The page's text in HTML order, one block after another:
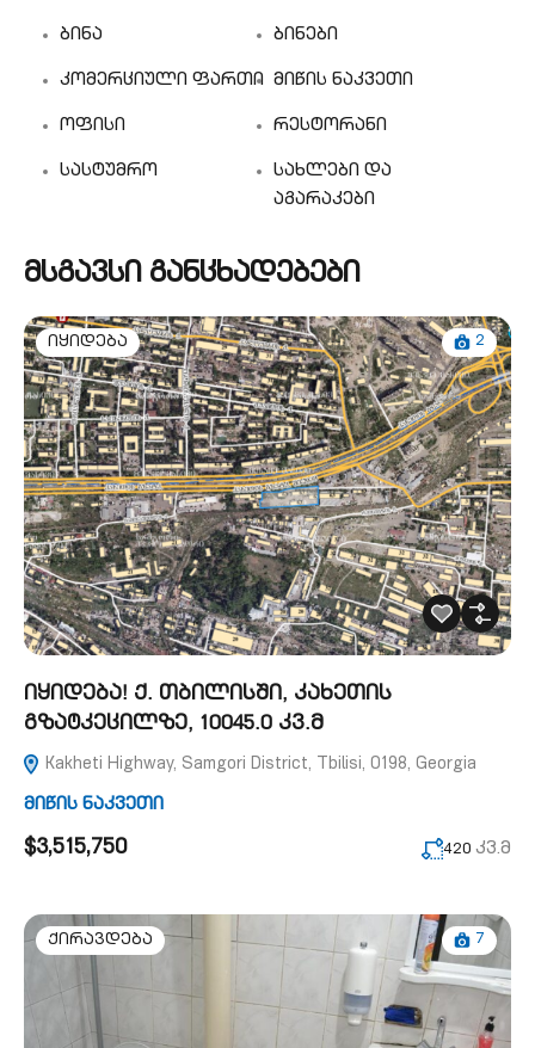
ბინა ბინები
კომერციული ფართი მიწის ნაკვეთი
ოფისი რესტორანი
სასტუმრო
სახლები და
აგარაკები
მსგავსი განცხადებები
იყიდება 2
იყიდება! ქ. თბილისში, კახეთის
გზატკეცილზე, 10045.0 კვ.მ
Kakheti Highway, Samgori District, Tbilisi, 0198, Georgia
მიწის ნაკვეთი
$3,515,750 420 კვ.მ
ქირავდება 7